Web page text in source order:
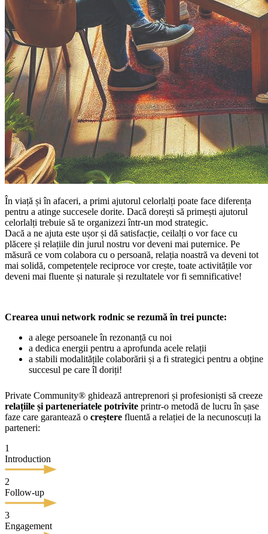
În viață și în afaceri, a primi ajutorul celorlalți poate face diferența
pentru a atinge succesele dorite. Dacă dorești să primești ajutorul
celorlalți trebuie să te organizezi într-un mod strategic.
Dacă a ne ajuta este ușor și dă satisfacție, ceilalți o vor face cu
plăcere și relațiile din jurul nostru vor deveni mai puternice. Pe
măsură ce vom colabora cu o persoană, relația noastră va deveni tot
mai solidă, competențele reciproce vor crește, toate activitățile vor
deveni mai fluente și naturale și rezultatele vor fi semnificative!
Crearea unui network rodnic se rezumă în trei puncte:
a alege persoanele în rezonanță cu noi
a dedica energii pentru a aprofunda acele relații
a stabili modalitățile colaborării și a fi strategici pentru a obține
succesul pe care îl doriți!
Private Community® ghidează antreprenori și profesioniști să creeze
relațiile și parteneriatele potrivite printr-o metodă de lucru în șase
faze care garantează o creștere fluentă a relației de la necunoscuți la
parteneri:
1
Introduction
2
Follow-up
3
Engagement